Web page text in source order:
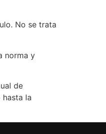
No se trata
norma y
de
la